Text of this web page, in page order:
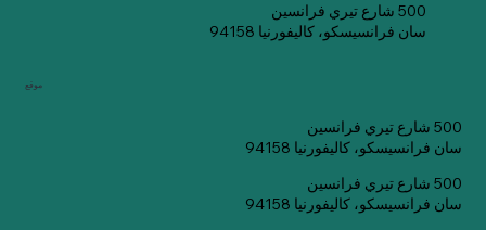
500 شارع تيري فرانسين
سان فرانسيسكو، كاليفورنيا 94158
موقع
500 شارع تيري فرانسين
سان فرانسيسكو، كاليفورنيا 94158
500 شارع تيري فرانسين
سان فرانسيسكو، كاليفورنيا 94158